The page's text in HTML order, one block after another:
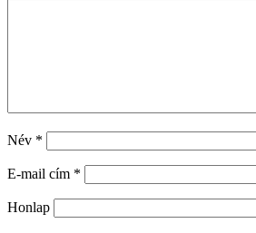
Név *
E-mail cím *
Honlap